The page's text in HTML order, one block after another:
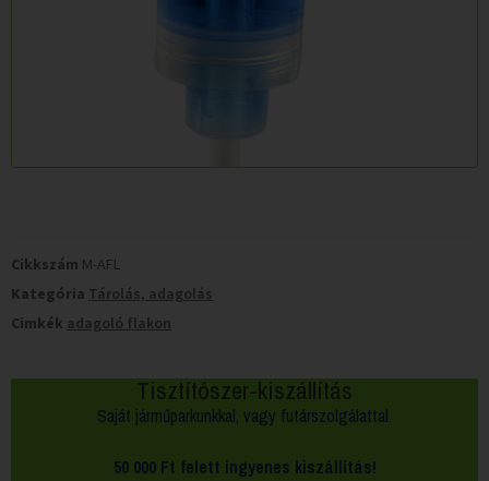
Cikkszám M-AFL
Kategória Tárolás, adagolás
Cimkék adagoló flakon
Tisztítószer-kiszállítás
Saját járműparkunkkal, vagy futárszolgálattal.
50 000 Ft felett ingyenes kiszállítás!